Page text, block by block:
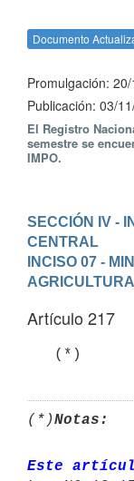
Documento
Promulgación:
Publicación: 03/
El Registro
semestre se
IMPO.
SECCIÓN IV -
CENTRAL
INCISO 07 -
Artículo 217
   (*)
(*)Notas:
Este